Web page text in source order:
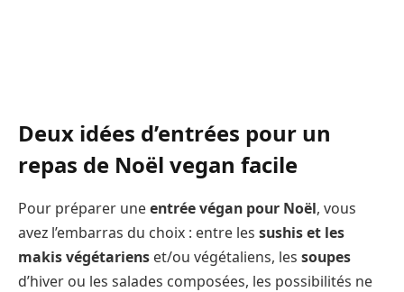
Deux idées d’entrées pour un
repas de Noël vegan facile
Pour préparer uneentrée végan pour Noël, vous
avez l’embarras du choix : entre les sushis et les
makis végétariens et/ou végétaliens, les soupes
d’hiver ou les salades composées, les possibilités ne